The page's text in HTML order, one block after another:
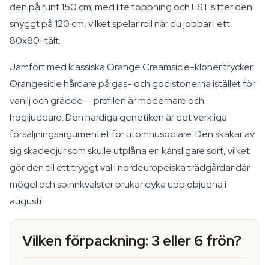
den på runt 150 cm; med lite toppning och LST sitter den
snyggt på 120 cm, vilket spelar roll när du jobbar i ett
80x80-tält.
Jämfört med klassiska Orange Creamsicle-kloner trycker
Orangesicle hårdare på gas- och godistonerna istället för
vanilj och grädde — profilen är modernare och
högljuddare. Den härdiga genetiken är det verkliga
försäljningsargumentet för utomhusodlare. Den skakar av
sig skadedjur som skulle utplåna en känsligare sort, vilket
gör den till ett tryggt val i nordeuropeiska trädgårdar där
mögel och spinnkvalster brukar dyka upp objudna i
augusti.
Vilken förpackning: 3 eller 6 frön?